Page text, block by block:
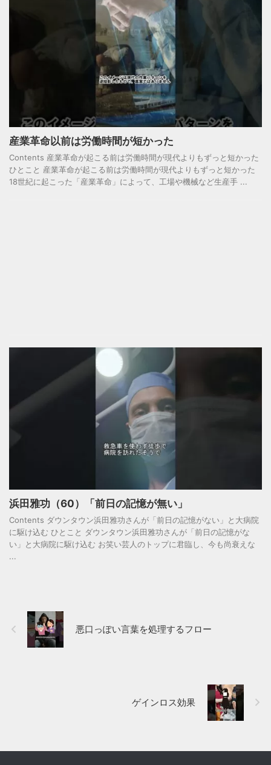
産業革命以前は労働時間が短かった
Contents 産業革命が起こる前は労働時間が現代よりもずっと短かった
ひとこと 産業革命が起こる前は労働時間が現代よりもずっと短かった
18世紀に起こった「産業革命」によって、工場や機械など生産手 ...
浜田雅功（60）「前日の記憶が無い」
Contents ダウンタウン浜田雅功さんが「前日の記憶がない」と大病院
に駆け込む ひとこと ダウンタウン浜田雅功さんが「前日の記憶がな
い」と大病院に駆け込む お笑い芸人のトップに君臨し、今も尚衰えな
...
悪口っぽい言葉を処理するフロー
ゲインロス効果